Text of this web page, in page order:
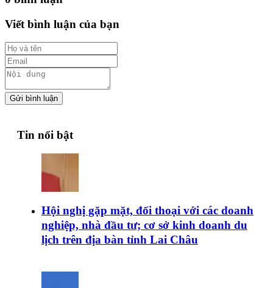
Viết bình luận của bạn
Gửi bình luận
Tin nổi bật
Hội nghị gặp mặt, đối thoại với các doanh
nghiệp, nhà đầu tư; cơ sở kinh doanh du
lịch trên địa bàn tỉnh Lai Châu